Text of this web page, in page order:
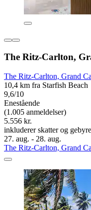
The Ritz-Carlton,
The Ritz-Carlton, Grand
10,4 km fra Starfish Beach
9,6/10
Enestående
(1.005 anmeldelser)
5.556 kr.
inkluderer skatter og
27. aug. - 28. aug.
The Ritz-Carlton, Grand